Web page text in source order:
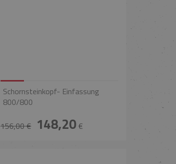
Schornsteinkopf- Einfassung
800/800
156,00 € 148,20€